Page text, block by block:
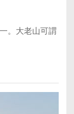
。大老山可謂